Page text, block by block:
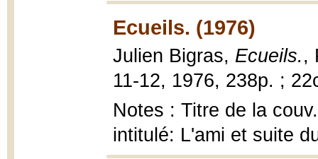
Ecueils. (1976)
Julien Bigras, Ecueils. ,
11-12, 1976, 238p. ;
Notes : Titre de la
intitulé: L'ami et suite